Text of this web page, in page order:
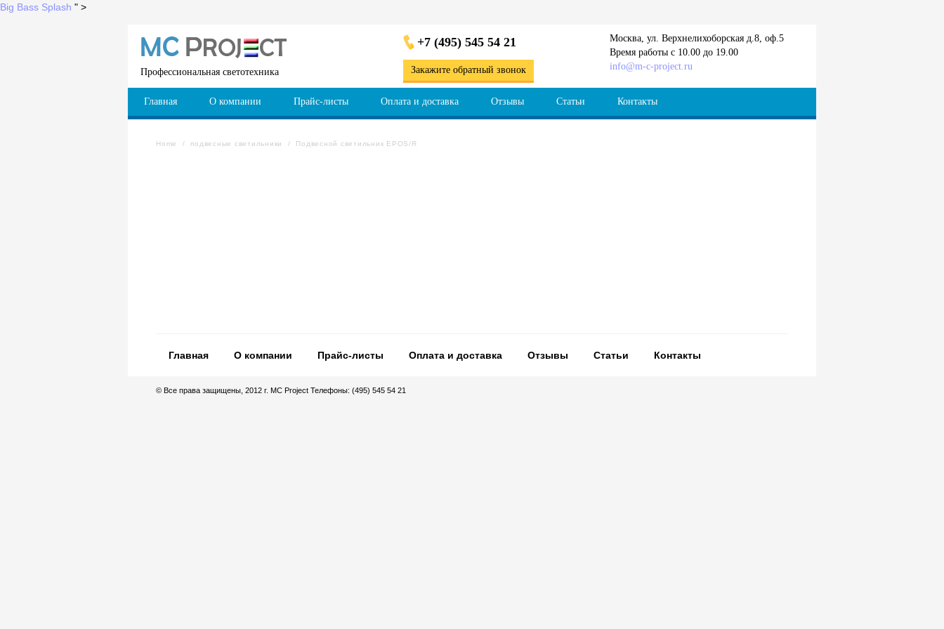
Big Bass Splash " >
Профессиональная светотехника
Москва, ул. Верхнелихоборская д.8, оф.5
Время работы с 10.00 до 19.00
info@m-c-project.ru
+7 (495) 545 54 21
Закажите обратный звонок
Главная О компании Прайс-листы Оплата и доставка Отзывы Статьи Контакты
Home / подвесные светильники / Подвесной светильник EPOS/R
Главная О компании Прайс-листы Оплата и доставка Отзывы Статьи Контакты
© Все права защищены, 2012 г. MC Project Телефоны: (495) 545 54 21